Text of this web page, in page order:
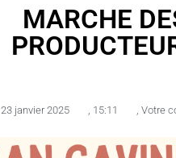
MARCHE
23 janvier 2025 , 15:11 , Votre